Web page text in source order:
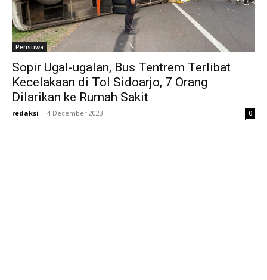
Peristiwa
Sopir Ugal-ugalan, Bus Tentrem Terlibat
Kecelakaan di Tol Sidoarjo, 7 Orang
Dilarikan ke Rumah Sakit
redaksi - 4 December 2023 0